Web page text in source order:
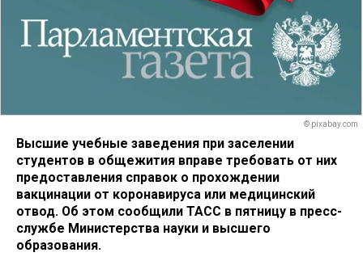
© pixabay.com
Высшие учебные заведения при заселении
студентов в общежития вправе требовать от них
предоставления справок о прохождении
вакцинации от коронавируса или медицинский
отвод. Об этом сообщили ТАСС в пятницу в пресс-
службе Министерства науки и высшего
образования.